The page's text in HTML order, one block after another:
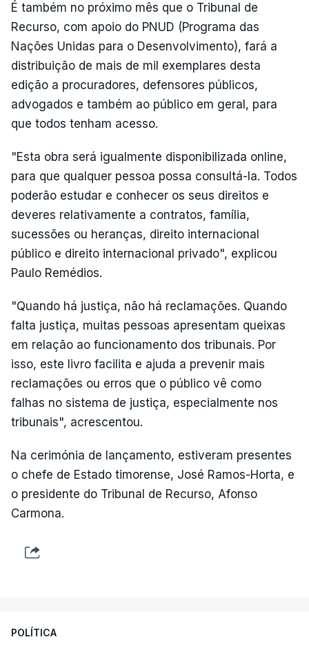
É também no próximo mês que o Tribunal de
Recurso, com apoio do PNUD (Programa das
Nações Unidas para o Desenvolvimento), fará a
distribuição de mais de mil exemplares desta
edição a procuradores, defensores públicos,
advogados e também ao público em geral, para
que todos tenham acesso.
"Esta obra será igualmente disponibilizada online,
para que qualquer pessoa possa consultá-la. Todos
poderão estudar e conhecer os seus direitos e
deveres relativamente a contratos, família,
sucessões ou heranças, direito internacional
público e direito internacional privado", explicou
Paulo Remédios.
"Quando há justiça, não há reclamações. Quando
falta justiça, muitas pessoas apresentam queixas
em relação ao funcionamento dos tribunais. Por
isso, este livro facilita e ajuda a prevenir mais
reclamações ou erros que o público vê como
falhas no sistema de justiça, especialmente nos
tribunais", acrescentou.
Na cerimónia de lançamento, estiveram presentes
o chefe de Estado timorense, José Ramos-Horta, e
o presidente do Tribunal de Recurso, Afonso
Carmona.
POLÍTICA